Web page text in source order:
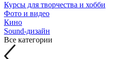
Курсы для творчества и хобби
Фото и видео
Кино
Sound-дизайн
Все категории